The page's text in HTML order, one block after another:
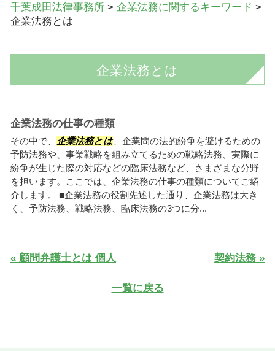
千葉成田法律事務所 > 企業法務に関するキーワード >
企業法務とは
企業法務とは
企業法務の仕事の種類
その中で、 企業法務とは、企業間の法的紛争を避けるための
予防法務や、事業戦略を組み立てるための戦略法務、実際に
紛争が生じた際の対応などの臨床法務など、さまざまな分野
を担います。ここでは、企業法務の仕事の種類についてご紹
介します。 ■企業法務の役割先述した通り、企業法務は大き
く、予防法務、戦略法務、臨床法務の3つに分...
« 顧問弁護士とは 個人 契約法務 »
一覧に戻る